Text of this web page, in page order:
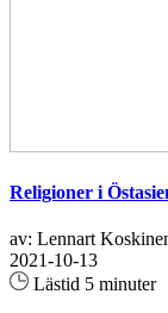
Religioner i
av: Lennart
2021-10-13
Lästid 5 minuter